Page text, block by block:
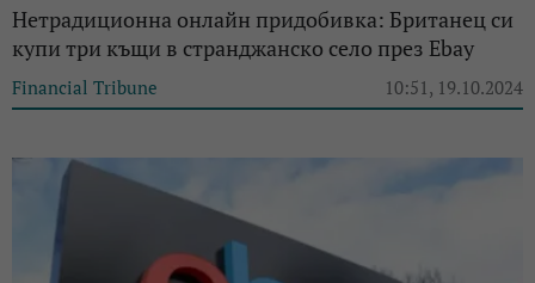
Нетрадиционна онлайн придобивка: Британец си
купи три къщи в странджанско село през Ebay
Financial Tribune 10:51, 19.10.2024